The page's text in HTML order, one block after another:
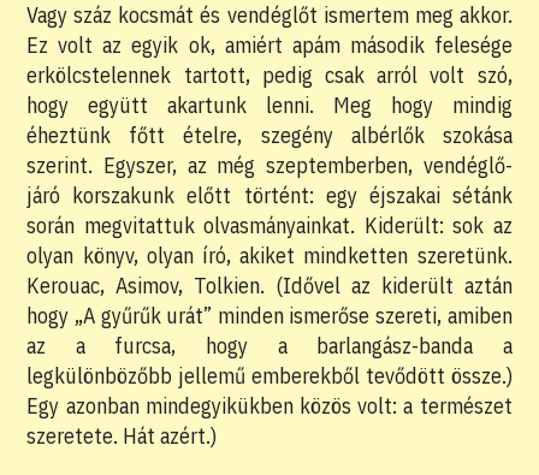
Vagy száz kocsmát és vendéglőt ismertem meg akkor.
Ez volt az egyik ok, amiért apám második felesége
erkölcstelennek tartott, pedig csak arról volt szó,
hogy együtt akartunk lenni. Meg hogy mindig
éheztünk főtt ételre, szegény albérlők szokása
szerint. Egyszer, az még szeptemberben, vendéglő-
járó korszakunk előtt történt: egy éjszakai sétánk
során megvitattuk olvasmányainkat. Kiderült: sok az
olyan könyv, olyan író, akiket mindketten szeretünk.
Kerouac, Asimov, Tolkien. (Idővel az kiderült aztán
hogy „A gyűrűk urát” minden ismerőse szereti, amiben
az a furcsa, hogy a barlangász-banda a
legkülönbözőbb jellemű emberekből tevődött össze.)
Egy azonban mindegyikükben közös volt: a természet
szeretete. Hát azért.)